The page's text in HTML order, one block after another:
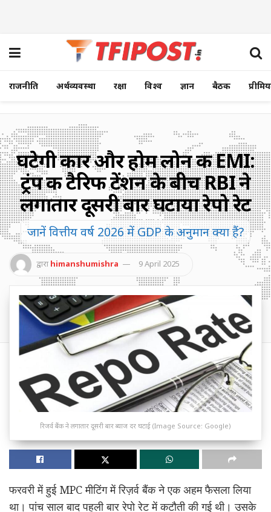
राजनीति अर्थव्यवस्था रक्षा विश्व ज्ञान बैठक
घटेगी कार और होम लोन की EMI:
ट्रंप की टैरिफ टेंशन के बीच RBI ने
लगातार दूसरी बार घटाया रेपो रेट
जानें वित्तीय वर्ष 2026 में GDP के अनुमान क्या हैं?
द्वारा himanshumishra 9 April 2025
रिजर्व बैंक ने लगातार दूसरी बार ब्याज दर घटाई (Image Source: Google)
फरवरी में हुई MPC मीटिंग में रिज़र्व बैंक ने एक अहम फैसला लिया
था। पांच साल बाद पहली बार रेपो रेट में कटौती की गई थी। उसके